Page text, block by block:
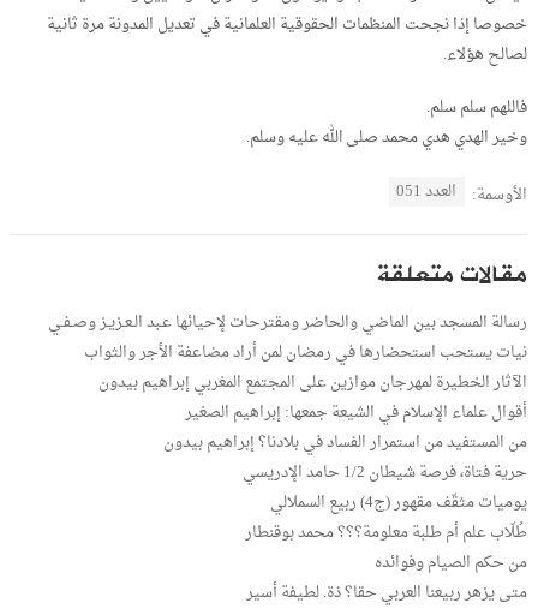
خصوصا إذا نجحت المنظمات الحقوقية العلمانية في تعديل المدونة مرة ثانية
لصالح هؤلاء.
فاللهم سلم سلم.
وخير الهدي هدي محمد صلى الله عليه وسلم.
الأوسمة: العدد 051
مقالات متعلقة
رسالة المسجد بين الماضي والحاضر ومقترحات لإحيائها عـبد الـعـزيـز وصـفـي
نيات يستحب استحضارها في رمضان لمن أراد مضاعفة الأجر والثواب
الآثار الخطيرة لمهرجان موازين على المجتمع المغربي إبراهيم بيدون
أقوال علماء الإسلام في الشيعة جمعها: إبراهيم الصغير
من المستفيد من استمرار الفساد في بلادنا؟ إبراهيم بيدون
حرية فتاة، فرصة شيطان 1/2 حامد الإدريسي
يوميات مثقّف مقهور (ج4) ربيع السملالي
طُلّاب علم أم طلبة معلومة؟؟؟ محمد بوقنطار
من حكم الصيام وفوائده
متى يزهر ربيعنا العربي حقا؟ ذة. لطيفة أسير